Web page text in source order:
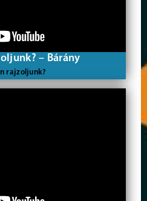
– Bárány
rajzoljunk?